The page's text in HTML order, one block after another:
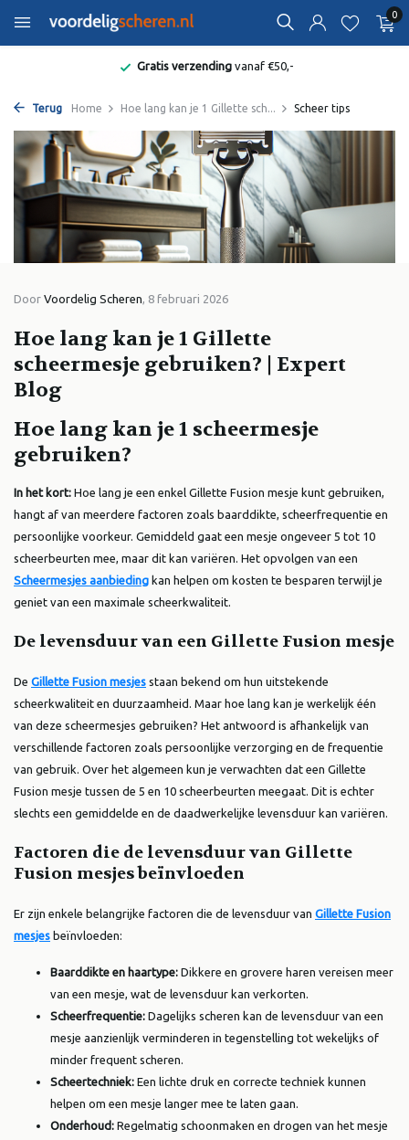
0
Gratis verzendingvanaf €50,-
Terug Home Hoe lang kan je 1 Gillette sch... Scheer tips
Door Voordelig Scheren, 8 februari 2026
Hoe lang kan je 1 Gillette
scheermesje gebruiken? | Expert
Blog
Hoe lang kan je 1 scheermesje
gebruiken?
In het kort: Hoe lang je een enkel Gillette Fusion mesje kunt gebruiken,
hangt af van meerdere factoren zoals baarddikte, scheerfrequentie en
persoonlijke voorkeur. Gemiddeld gaat een mesje ongeveer 5 tot 10
scheerbeurten mee, maar dit kan variëren. Het opvolgen van een
Scheermesjes aanbieding kan helpen om kosten te besparen terwijl je
geniet van een maximale scheerkwaliteit.
De levensduur van een Gillette Fusion mesje
De Gillette Fusion mesjes staan bekend om hun uitstekende
scheerkwaliteit en duurzaamheid. Maar hoe lang kan je werkelijk één
van deze scheermesjes gebruiken? Het antwoord is afhankelijk van
verschillende factoren zoals persoonlijke verzorging en de frequentie
van gebruik. Over het algemeen kun je verwachten dat een Gillette
Fusion mesje tussen de 5 en 10 scheerbeurten meegaat. Dit is echter
slechts een gemiddelde en de daadwerkelijke levensduur kan variëren.
Factoren die de levensduur van Gillette
Fusion mesjes beïnvloeden
Er zijn enkele belangrijke factoren die de levensduur van Gillette Fusion
mesjes beïnvloeden:
Baarddikte en haartype: Dikkere en grovere haren vereisen meer
van een mesje, wat de levensduur kan verkorten.
Scheerfrequentie: Dagelijks scheren kan de levensduur van een
mesje aanzienlijk verminderen in tegenstelling tot wekelijks of
minder frequent scheren.
Scheertechniek: Een lichte druk en correcte techniek kunnen
helpen om een mesje langer mee te laten gaan.
Onderhoud: Regelmatig schoonmaken en drogen van het mesje